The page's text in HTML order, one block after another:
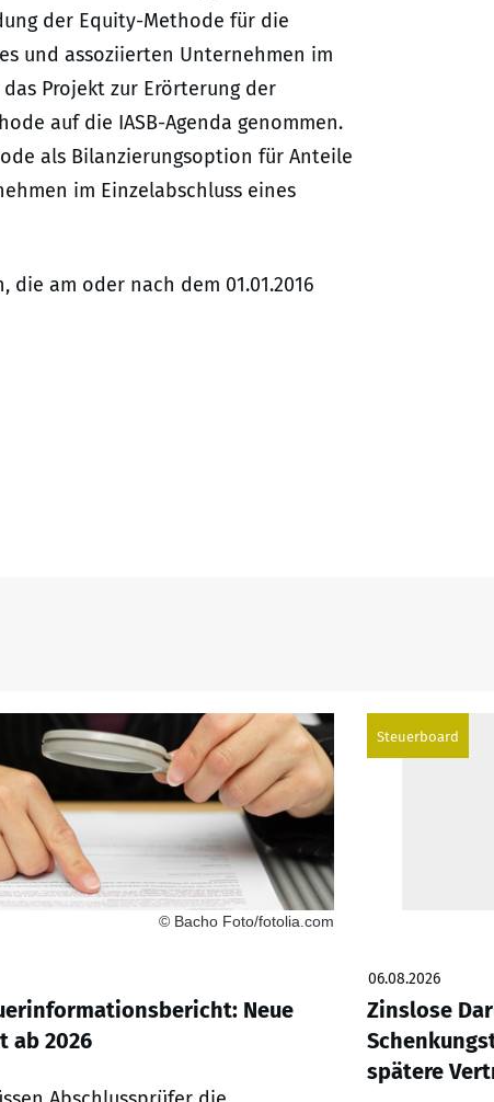
der Equity-Methode für die
und assoziierten Unternehmen im
Projekt zur Erörterung der
auf die IASB-Agenda genommen.
als Bilanzierungsoption für Anteile
im Einzelabschluss eines
am oder nach dem 01.01.2016
© Bacho Foto/fotolia.com
Neue
ab 2026
Steuerboard
06.08.2026
Zinslose
spätere